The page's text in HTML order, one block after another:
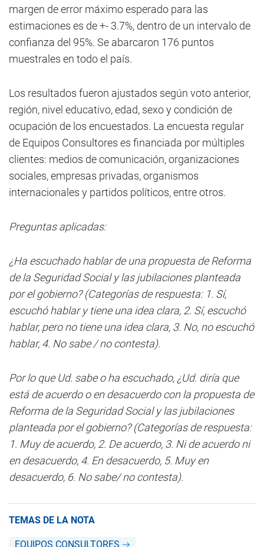
margen de error máximo esperado para las
estimaciones es de +- 3.7%, dentro de un intervalo de
confianza del 95%. Se abarcaron 176 puntos
muestrales en todo el país.
Los resultados fueron ajustados según voto anterior,
región, nivel educativo, edad, sexo y condición de
ocupación de los encuestados. La encuesta regular
de Equipos Consultores es financiada por múltiples
clientes: medios de comunicación, organizaciones
sociales, empresas privadas, organismos
internacionales y partidos políticos, entre otros.
Preguntas aplicadas:
¿Ha escuchado hablar de una propuesta de Reforma
de la Seguridad Social y las jubilaciones planteada
por el gobierno? (Categorías de respuesta: 1. Sí,
escuchó hablar y tiene una idea clara, 2. Sí, escuchó
hablar, pero no tiene una idea clara, 3. No, no escuchó
hablar, 4. No sabe / no contesta).
Por lo que Ud. sabe o ha escuchado, ¿Ud. diría que
está de acuerdo o en desacuerdo con la propuesta de
Reforma de la Seguridad Social y las jubilaciones
planteada por el gobierno? (Categorías de respuesta:
1. Muy de acuerdo, 2. De acuerdo, 3. Ni de acuerdo ni
en desacuerdo, 4. En desacuerdo, 5. Muy en
desacuerdo, 6. No sabe/ no contesta).
TEMAS DE LA NOTA
EQUIPOS CONSULTORES